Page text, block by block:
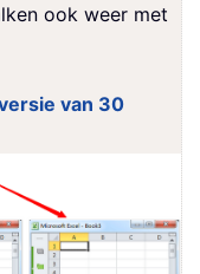
ook weer met
van 30